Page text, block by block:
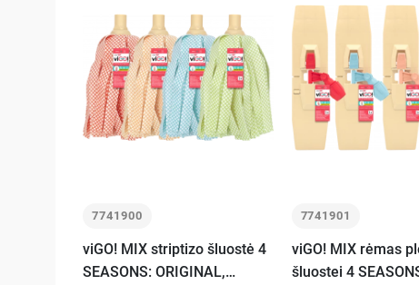
7741900
viGO! MIX striptizo šluostė 4
SEASONS: ORIGINAL,
7741901
viGO! MIX rėmas
šluostei 4